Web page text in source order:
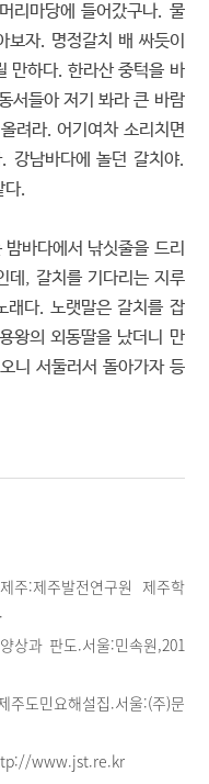
리마당에 들어갔구나. 물
자. 명정갈치 배 싸듯이
만하다. 한라산 중턱을 바
서들아 저기 봐라 큰 바람
려라. 어기여차 소리치면
강남바다에 놀던 갈치야.
다.
밤바다에서 낚싯줄을 드리
데, 갈치를 기다리는 지루
래다. 노랫말은 갈치를 잡
왕의 외동딸을 났더니 만
니 서둘러서 돌아가자 등
주:제주발전연구원 제주학
상과 판도.서울:민속원,201
도민요해설집.서울:(주)문
www.jst.re.kr